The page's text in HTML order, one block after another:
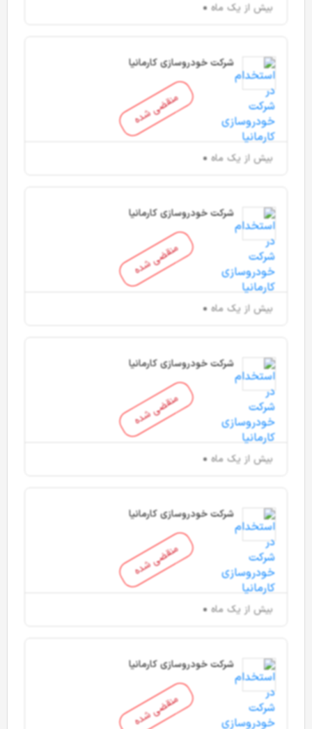
بیش از یک ماه
منقضی شده
شرکت خودروسازی کارمانیا
بیش از یک ماه
منقضی شده
شرکت خودروسازی کارمانیا
بیش از یک ماه
منقضی شده
شرکت خودروسازی کارمانیا
بیش از یک ماه
منقضی شده
شرکت خودروسازی کارمانیا
بیش از یک ماه
منقضی شده
شرکت خودروسازی کارمانیا